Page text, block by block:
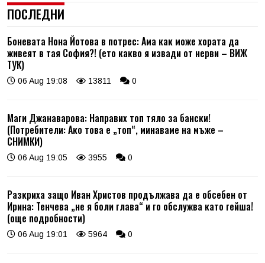
ПОСЛЕДНИ
Боневата Нона Йотова в потрес: Ама как може хората да
живеят в тая София?! (ето какво я извади от нерви – ВИЖ
ТУК)
06 Aug 19:08 13811 0
Маги Джанаварова: Направих топ тяло за бански!
(Потребители: Ако това е „топ“, минаваме на мъже –
СНИМКИ)
06 Aug 19:05 3955 0
Разкриха защо Иван Христов продължава да е обсебен от
Ирина: Тенчева „не я боли глава“ и го обслужва като гейша!
(още подробности)
06 Aug 19:01 5964 0